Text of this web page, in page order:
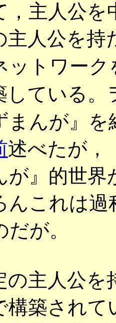
，主人公を
主人公を
ットワーク
している。
まんが』を
述べたが
が』的世
んこれは
が。
の主人公
構築され